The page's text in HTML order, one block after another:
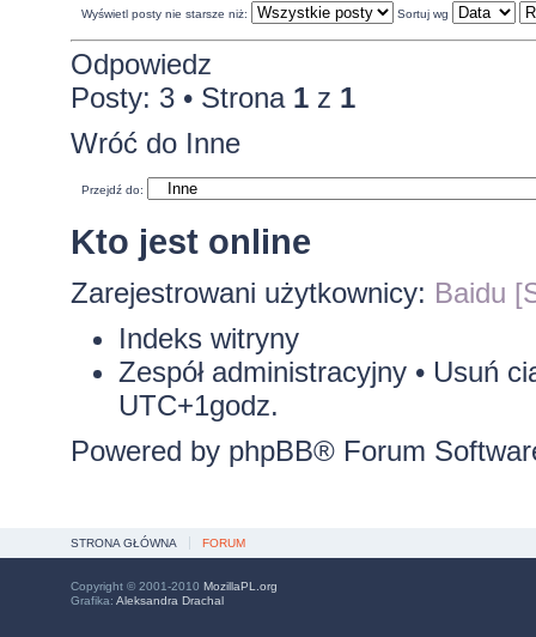
Wyświetl posty nie starsze niż: Sortuj wg
Odpowiedz
Posty: 3 • Strona 1z 1
Wróć do Inne
Przejdź do:
Kto jest online
Zarejestrowani użytkownicy: Baidu
Indeks witryny
Zespół administracyjny• Usuń
UTC+1godz.
Powered by phpBB® Forum
STRONA GŁÓWNA FORUM
Copyright © 2001-2010 MozillaPL.org
Grafika: Aleksandra Drachal